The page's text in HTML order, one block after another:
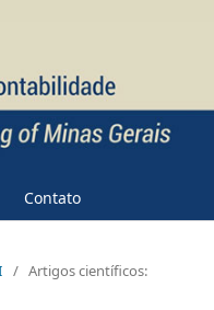
Contato
/ Artigos científicos: